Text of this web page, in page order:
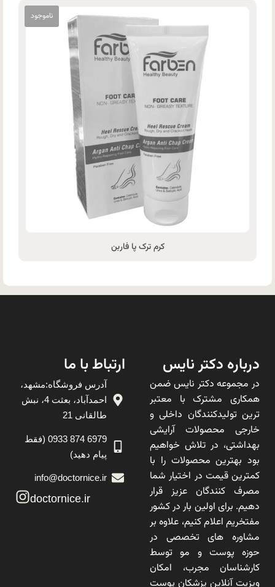
کرم ترک پا فاربن
درباره دکتر نایس
در مجموعه دکتر نایس ضمن
همکاری مشترک با معتبر
ترین تولیدکنندگان داخلی و
خارجی محصولات آرایشی
بهداشتی، در تلاش خواهیم
بود بهترین محصولات را با
کمترین قیمت در اختیار شما
مصرف کنندگان عزیز قرار
دهیم. برای اولین بار در کشور
مفتخریم اعلام کنیم، علاوه بر
مشاوره های تخصصی در
حوزه پوست و مو توسط
کارشناسان مجرب، امکان
ویزیت آنلاین پزشکان پوست
ارتباط با ما
آدرس فروشگاه:مشهد،
احمدآباد، بعثت 4، نبش
طالقانی 21
6979 874 0933 (فقط
پیام دهید)
info@doctornice.ir
doctornice.ir